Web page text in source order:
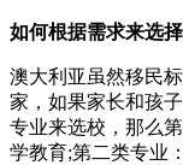
如何根据需求来选
澳大利亚虽然移民
家，如果家长和孩
专业来选校，那么
学教育;第二类专业